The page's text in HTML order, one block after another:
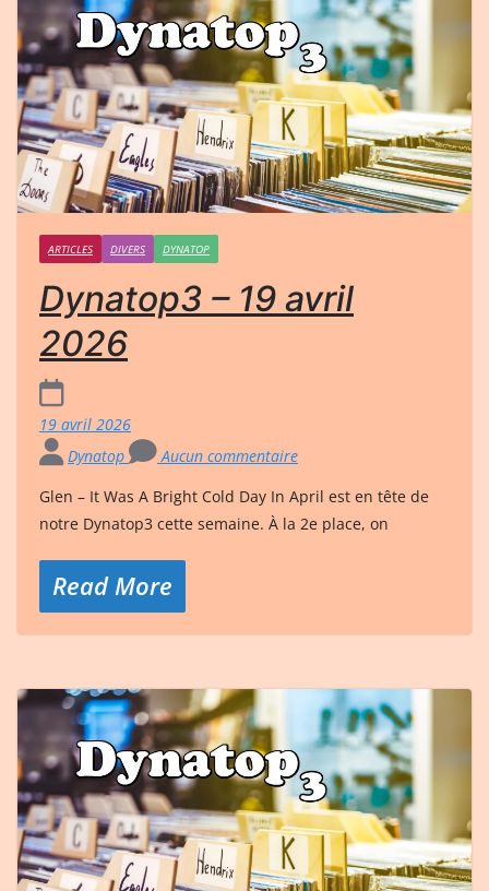
ARTICLES DIVERS DYNATOP
Dynatop3 – 19 avril
2026
19 avril 2026
Dynatop
Aucun commentaire
Glen – It Was A Bright Cold Day In April est en tête de
notre Dynatop3 cette semaine. À la 2e place, on
Read More